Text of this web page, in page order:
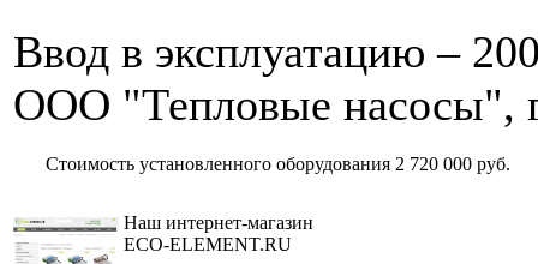
Ввод в эксплуатацию –
ООО "Тепловые насосы",
Стоимость установленного оборудования 2 720 000 руб.
Наш интернет-магазин
ECO-ELEMENT.RU